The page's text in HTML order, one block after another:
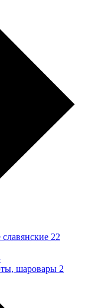
22
шаровары 2